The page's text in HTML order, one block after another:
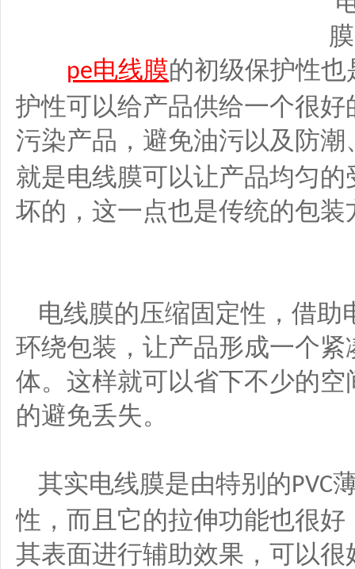
pe电线膜的初级保护性
护性可以给产品供给一个很
污染产品，避免油污以及防
就是电线膜可以让产品均匀
坏的，这一点也是传统的包
电线膜的压缩固定性，借
环绕包装，让产品形成一个
体。这样就可以省下不少的
的避免丢失。
其实电线膜是由特别的PVC
性，而且它的拉伸功能也很
其表面进行辅助效果，可以